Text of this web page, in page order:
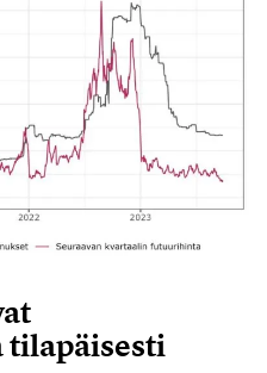
tilapäisesti